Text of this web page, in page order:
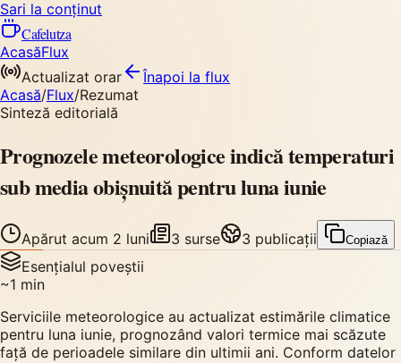
Sari la conținut
Cafelutza
AcasăFlux
Actualizat orar
Înapoi la flux
Acasă/Flux/Rezumat
Sinteză editorială
Prognozele meteorologice indică temperaturi
sub media obișnuită pentru luna iunie
Apărut acum 2 luni 3 surse 3 publicații Copiază
Esențialul poveștii
~1 min
Serviciile meteorologice au actualizat estimările climatice
pentru luna iunie, prognozând valori termice mai scăzute
față de perioadele similare din ultimii ani. Conform datelor